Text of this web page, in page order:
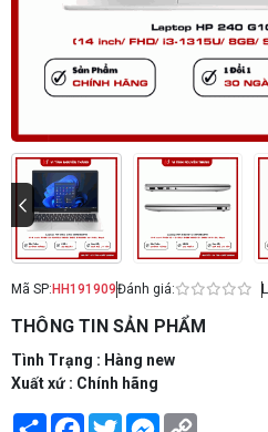
Mã SP: HH191909Đánh giá:
THÔNG TIN SẢN PHẨM
Tình Trạng : Hàng new
Xuất xứ : Chính hãng
Share Facebook
TwitterMessenger